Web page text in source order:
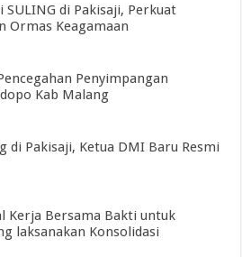
di Pakisaji, Perkuat
Ormas Keagamaan
Penyimpangan
Kab Malang
di Pakisaji, Ketua DMI Baru Resmi
Kerja Bersama Bakti untuk
laksanakan Konsolidasi